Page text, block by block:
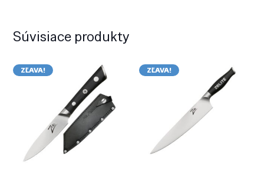
Súvisiace produkty
ZĽAVA! ZĽAVA!